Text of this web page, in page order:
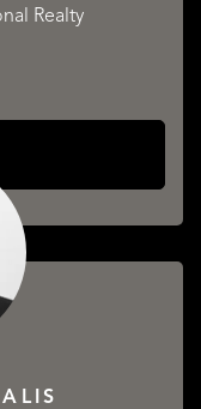
Realty